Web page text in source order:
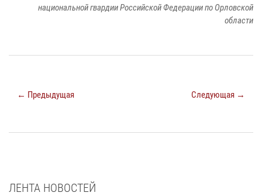
национальной гвардии Российской Федерации по Орловской
области
← Предыдущая Следующая →
ЛЕНТА НОВОСТЕЙ